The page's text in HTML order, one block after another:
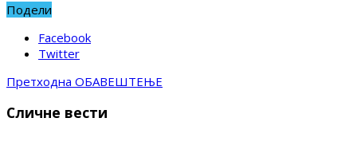
Подели
Facebook
Twitter
Претходна ОБАВЕШТЕЊЕ
Сличне вести